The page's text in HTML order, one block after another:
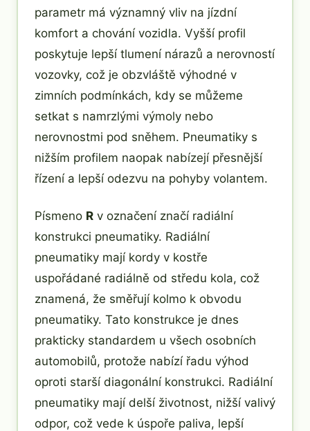
parametr má významný vliv na jízdní
komfort a chování vozidla. Vyšší profil
poskytuje lepší tlumení nárazů a nerovností
vozovky, což je obzvláště výhodné v
zimních podmínkách, kdy se můžeme
setkat s namrzlými výmoly nebo
nerovnostmi pod sněhem. Pneumatiky s
nižším profilem naopak nabízejí přesnější
řízení a lepší odezvu na pohyby volantem.
Písmeno R v označení značí radiální
konstrukci pneumatiky. Radiální
pneumatiky mají kordy v kostře
uspořádané radiálně od středu kola, což
znamená, že směřují kolmo k obvodu
pneumatiky. Tato konstrukce je dnes
prakticky standardem u všech osobních
automobilů, protože nabízí řadu výhod
oproti starší diagonální konstrukci. Radiální
pneumatiky mají delší životnost, nižší valivý
odpor, což vede k úspoře paliva, lepší